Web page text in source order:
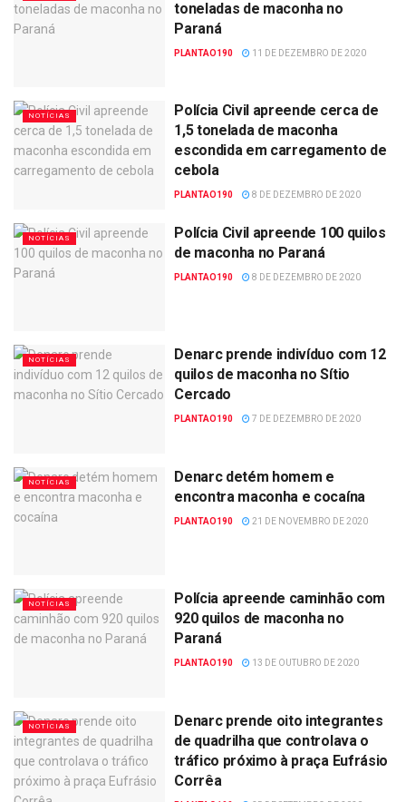
toneladas de maconha no
Paraná
PLANTAO190 11 DE DEZEMBRO DE 2020
NOTÍCIAS
Polícia Civil apreende cerca de
1,5 tonelada de maconha
escondida em carregamento de
cebola
PLANTAO190 8 DE DEZEMBRO DE 2020
NOTÍCIAS
Polícia Civil apreende 100 quilos
de maconha no Paraná
PLANTAO190 8 DE DEZEMBRO DE 2020
NOTÍCIAS
Denarc prende indivíduo com 12
quilos de maconha no Sítio
Cercado
PLANTAO190 7 DE DEZEMBRO DE 2020
NOTÍCIAS
Denarc detém homem e
encontra maconha e cocaína
PLANTAO190 21 DE NOVEMBRO DE 2020
NOTÍCIAS
Polícia apreende caminhão com
920 quilos de maconha no
Paraná
PLANTAO190 13 DE OUTUBRO DE 2020
NOTÍCIAS
Denarc prende oito integrantes
de quadrilha que controlava o
tráfico próximo à praça Eufrásio
Corrêa